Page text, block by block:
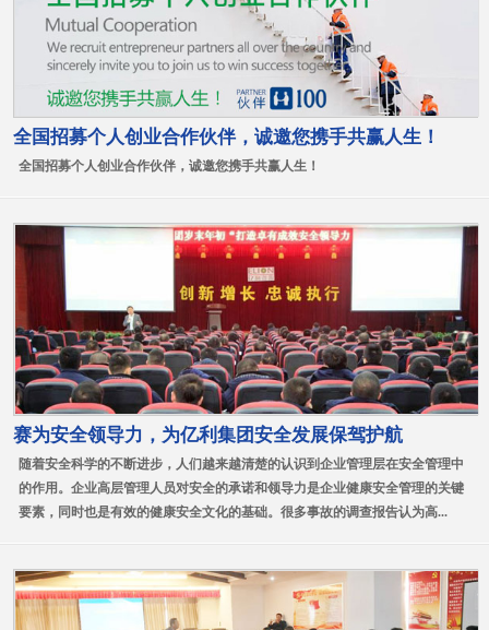
全国招募个人创业合作伙伴，诚邀您携手共赢人生！
全国招募个人创业合作伙伴，诚邀您携手共赢人生！
赛为安全领导力，为亿利集团安全发展保驾护航
随着安全科学的不断进步，人们越来越清楚的认识到企业管理层在安全管理中
的作用。企业高层管理人员对安全的承诺和领导力是企业健康安全管理的关键
要素，同时也是有效的健康安全文化的基础。很多事故的调查报告认为高...